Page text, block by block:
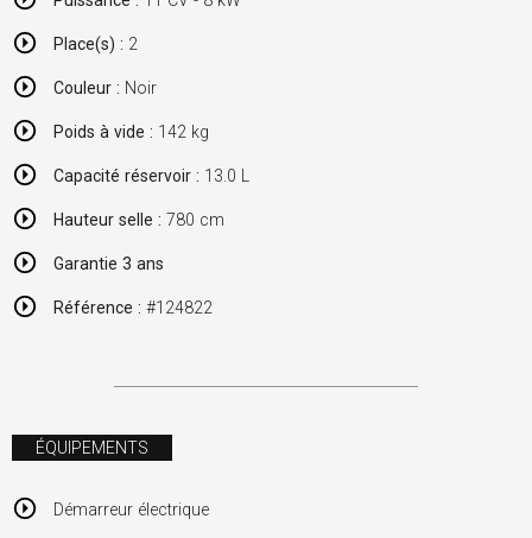
Place(s) : 2
Couleur : Noir
Poids à vide : 142 kg
Capacité réservoir : 13.0 L
Hauteur selle : 780 cm
Garantie 3 ans
Référence : #124822
ÉQUIPEMENTS
Démarreur électrique